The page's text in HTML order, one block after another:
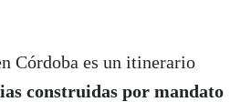
Córdoba es un itinerario
construidas por mandato